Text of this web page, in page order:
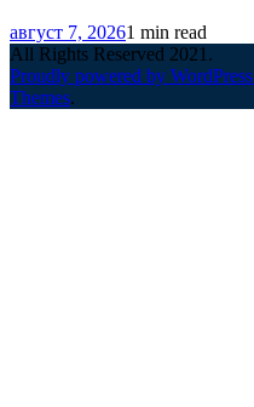
август 7, 20261 min read
All Rights Reserved 2021.
Proudly powered by WordPress
Themes.